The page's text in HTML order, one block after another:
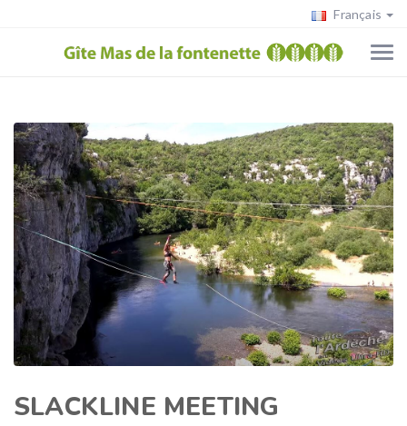
Français
SLACKLINE MEETING